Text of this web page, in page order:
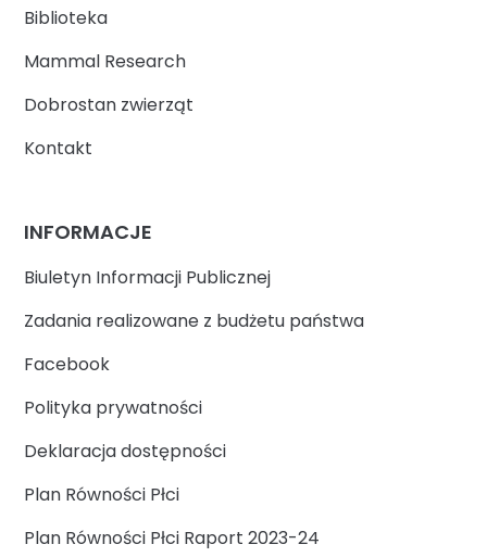
Biblioteka
Mammal Research
Dobrostan zwierząt
Kontakt
INFORMACJE
Biuletyn Informacji Publicznej
Zadania realizowane z budżetu państwa
Facebook
Polityka prywatności
Deklaracja dostępności
Plan Równości Płci
Plan Równości Płci Raport 2023-24